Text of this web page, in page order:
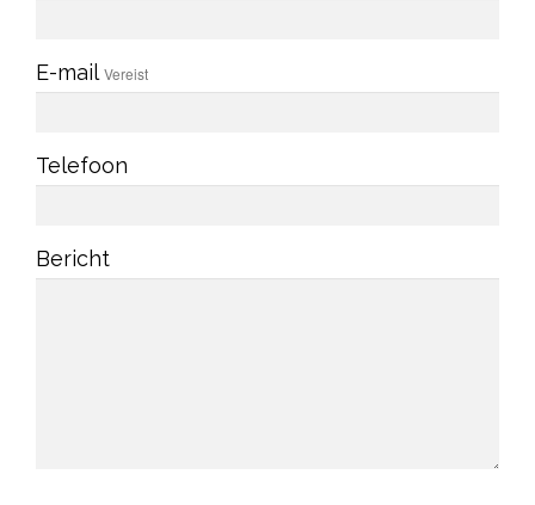
E-mail Vereist
Telefoon
Bericht